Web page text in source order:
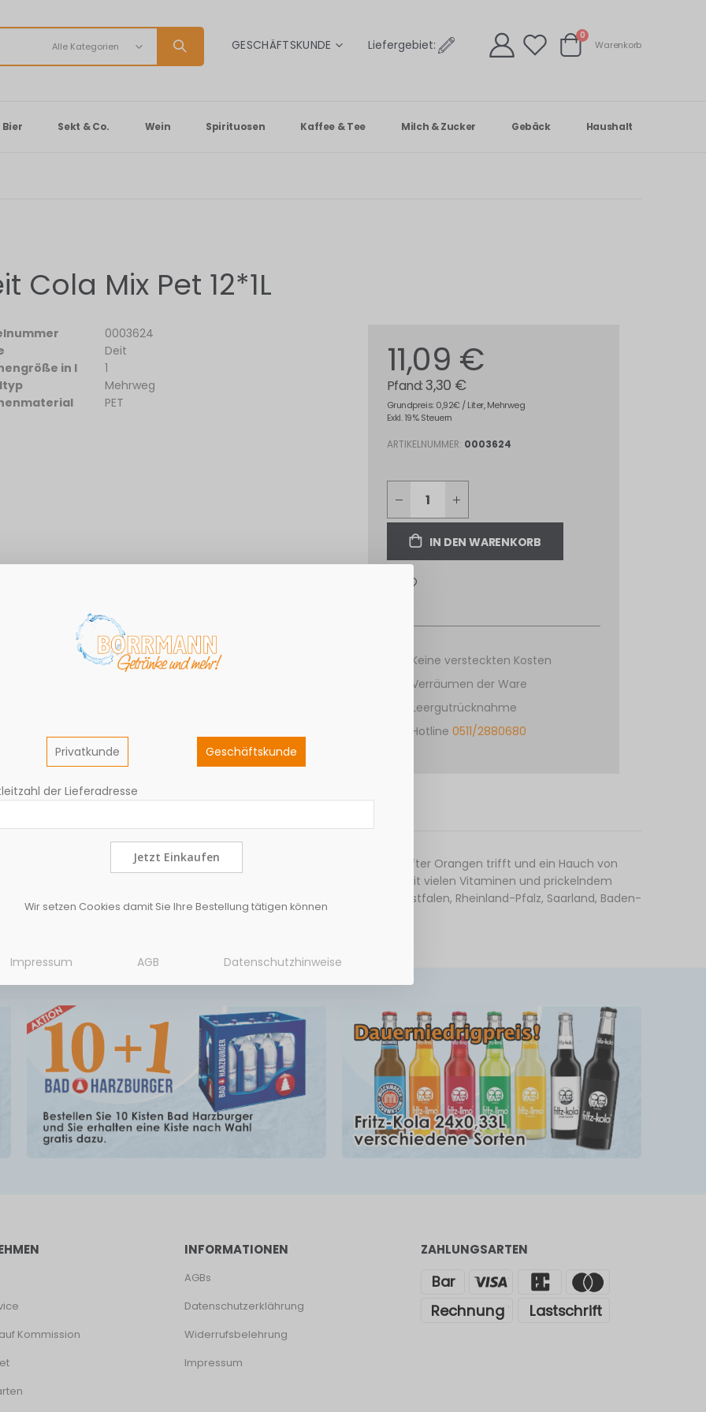
SPRACHE
GESCHÄFTSKUNDE Liefergebiet: Warenkorb
0Artikel
Warenkorb
Bier Sekt & Co. Wein Spirituosen Kaffee & Tee Milch & Zucker Gebäck Haushalt
Cola Mix Pet 12*1L
0003624
Deit
in l
1
Mehrweg
PET
11,09 €
Grundpreis: 0,92€ / Liter, Mehrweg
3,30 €
Exkl. 19% Steuern
ARTIKELNUMMER 0003624
IN DEN WARENKORB
Keine versteckten Kosten
Verräumen der Ware
Leergutrücknahme
Hotline 0511/2880680
Verbindung ohne Zucker.Wenn Cola-Aroma auf die Fruchtigkeit sonnengereifter Orangen trifft und ein Hauch von
perfekten Cola-Mix-Geschmack – ganz ohne überflüssige Kalorien. Mit vielen Vitaminen und prickelndem
in Hamburg, Bremen, Schleswig-Holstein, Niedersachsen, Nordrhein-Westfalen, Rheinland-Pfalz, Saarland, Baden-
voller Fruchtgeschmack!
Kommission
INFORMATIONEN
AGBs
Datenschutzerklährung
Widerrufsbelehrung
Impressum
ZAHLUNGSARTEN
Privatkunde Geschäftskunde
der Lieferadresse
Jetzt Einkaufen
Wir setzen Cookies damit Sie Ihre Bestellung tätigen können
Impressum AGB Datenschutzhinweise